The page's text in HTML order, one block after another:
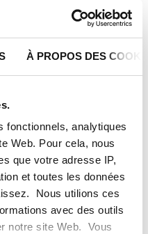
À PROPOS DES
fonctionnels, analytiques
Web. Pour cela, nous
que votre adresse IP,
et toutes les données
Nous utilions ces
avec des outils
notre site Web. Vous
client à
un excellent service!
commandes, offres et